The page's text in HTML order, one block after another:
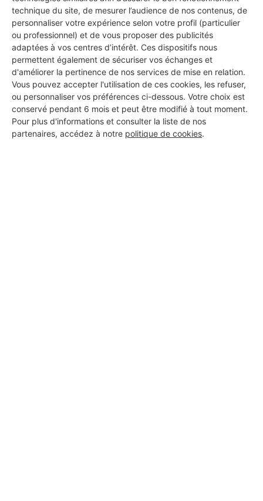
technique du site, de mesurer l’audience de nos contenus, de
personnaliser votre expérience selon votre profil (particulier
ou professionnel) et de vous proposer des publicités
adaptées à vos centres d’intérêt. Ces dispositifs nous
permettent également de sécuriser vos échanges et
d'améliorer la pertinence de nos services de mise en relation.
Vous pouvez accepter l'utilisation de ces cookies, les refuser,
ou personnaliser vos préférences ci-dessous. Votre choix est
conservé pendant 6 mois et peut être modifié à tout moment.
Pour plus d'informations et consulter la liste de nos
partenaires, accédez à notre politique de cookies.
Aucun autre professionnel disponible dans cette zone
géographique.